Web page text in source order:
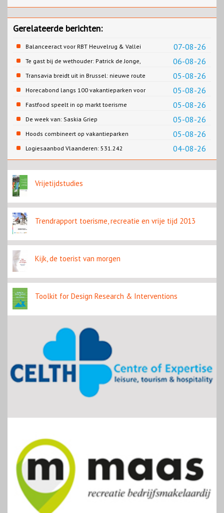
Gerelateerde berichten:
07-08-26
Balanceeract voor RBT Heuvelrug & Vallei
06-08-26
Te gast bij de wethouder: Patrick de Jonge,
Gemeente Emmen
05-08-26
Transavia breidt uit in Brussel: nieuwe route
naar Porto
05-08-26
Horecabond langs 100 vakantieparken voor
Cao-recreatie
05-08-26
Fastfood speelt in op markt toerisme
05-08-26
De week van: Saskia Griep
05-08-26
Hoods combineert op vakantieparken
recreatie en wonen
04-08-26
Logiesaanbod Vlaanderen: 531.242
slaapplaatsen
Vrijetijdstudies
Trendrapport toerisme, recreatie en vrije tijd 2013
Kijk, de toerist van morgen
Toolkit for Design Research & Interventions